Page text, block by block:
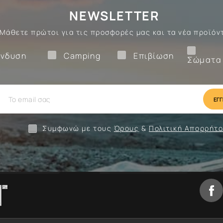
NEWSLETTER
Μάθετε πρώτοι για τις προσφορές μας και τα νέα
Επιβίωση
Επιβίωση
Camping
Camping
Ένδυση
Συμφωνώ με τους Όρους & Πολιτική